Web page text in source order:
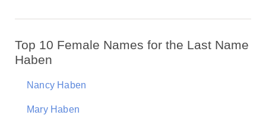
Top 10 Female Names for the Last Name
Haben
Nancy Haben
Mary Haben